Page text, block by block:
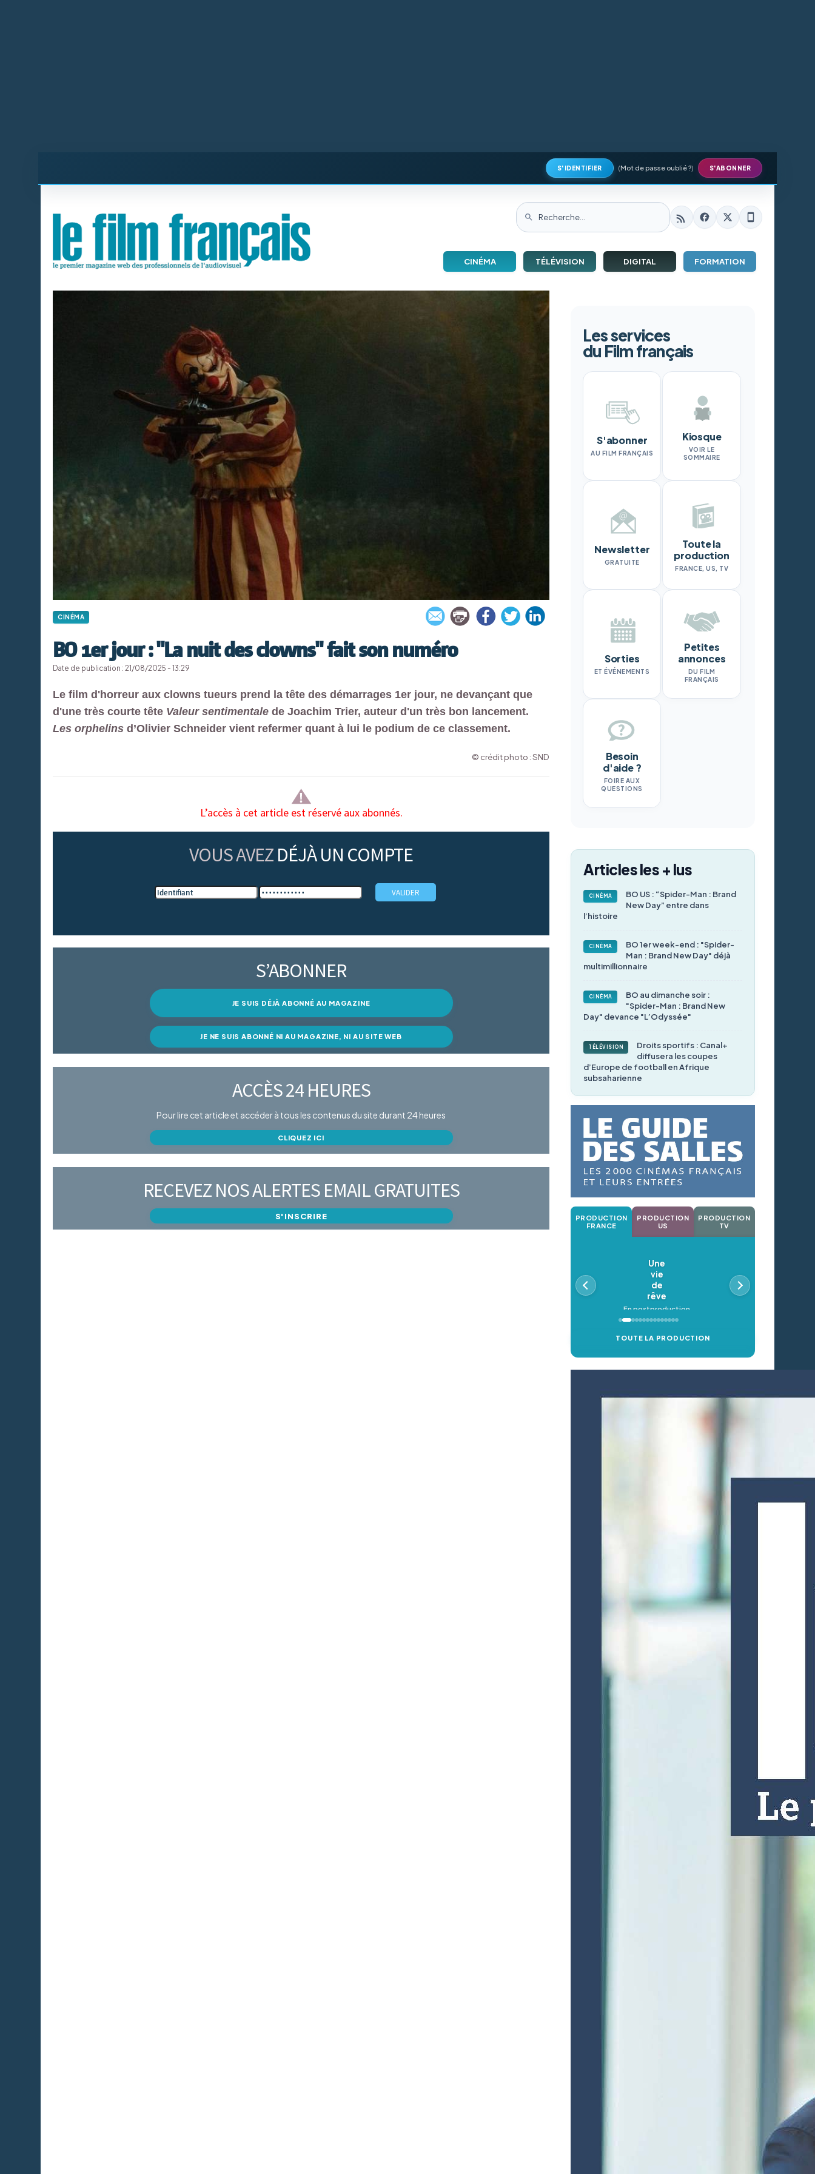
S'IDENTIFIER (Mot de passe oublié ?) S'ABONNER
CINÉMA TÉLÉVISION DIGITAL FORMATION
CINÉMA
BO 1er jour : "La nuit des clowns" fait son numéro
Date de publication : 21/08/2025 - 13:29
Le film d'horreur aux clowns tueurs prend la tête des démarrages 1er jour, ne devançant que
d'une très courte tête Valeur sentimentale de Joachim Trier, auteur d'un très bon lancement.
Les orphelins d’Olivier Schneider vient refermer quant à lui le podium de ce classement.
© crédit photo : SND
L’accès à cet article est réservé aux abonnés.
VOUS AVEZ DÉJÀ UN COMPTE
S’ABONNER
JE SUIS DÉJÀ ABONNÉ AU MAGAZINE
JE NE SUIS ABONNÉ NI AU MAGAZINE, NI AU SITE WEB
ACCÈS 24 HEURES
Pour lire cet article et accéder à tous les contenus du site durant 24 heures
CLIQUEZ ICI
RECEVEZ NOS ALERTES EMAIL GRATUITES
S'INSCRIRE
Les services
du Film français
S'abonner
AU FILM FRANÇAIS
Kiosque
VOIR LE
SOMMAIRE
Newsletter
GRATUITE
Toute la
production
FRANCE, US, TV
Sorties
ET ÉVÉNEMENTS
Petites
annonces
DU FILM
FRANÇAIS
Besoin
d'aide ?
FOIRE AUX
QUESTIONS
Articles les + lus
CINÉMA
BO US : “Spider-Man : Brand
New Day” entre dans
l’histoire
CINÉMA
BO 1er week-end : "Spider-
Man : Brand New Day" déjà
multimillionnaire
CINÉMA
BO au dimanche soir :
"Spider-Man : Brand New
Day" devance "L’Odyssée"
TÉLÉVISION
Droits sportifs : Canal+
diffusera les coupes
d’Europe de football en Afrique
subsaharienne
PRODUCTION
FRANCE
PRODUCTION
US
PRODUCTION
TV
Une
vie
de
rêve
En postproduction
TOUTE LA PRODUCTION